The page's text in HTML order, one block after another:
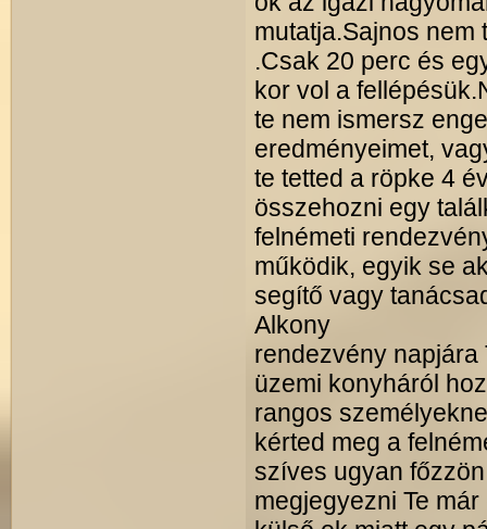
mutatja.Sajnos
.Csak 20 perc és
kor vol a
te nem ismersz
eredményeimet,
te tetted a röpke 4
összehozni egy
felnémeti
működik, egyik se
segítő vagy
Alkony
rendezvény napjára
üzemi konyháról
rangos
kérted meg a
szíves ugyan
megjegyezni Te